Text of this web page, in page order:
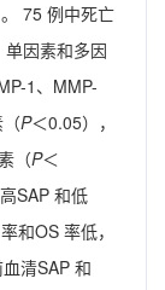
75 例中死亡
因素和多因
1、MMP-
P＜0.05），
（P＜
SAP 和低
和OS 率低，
清SAP 和